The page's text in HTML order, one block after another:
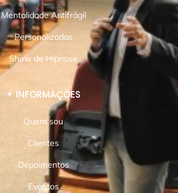
Mentalidade Antifrágil
Personalizadas
Show de Hipnose
+ INFORMAÇÕES
Quem sou
Clientes
Depoimentos
Eventos